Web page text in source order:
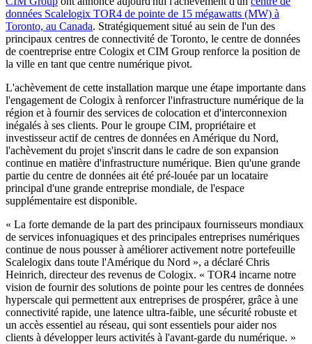
données Scalelogix TOR4 de pointe de 15 mégawatts (MW) à
Toronto, au Canada. Stratégiquement situé au sein de l'un des
principaux centres de connectivité de Toronto, le centre de données
de coentreprise entre Cologix et CIM Group renforce la position de
la ville en tant que centre numérique pivot.
L'achèvement de cette installation marque une étape importante dans
l'engagement de Cologix à renforcer l'infrastructure numérique de la
région et à fournir des services de colocation et d'interconnexion
inégalés à ses clients. Pour le groupe CIM, propriétaire et
investisseur actif de centres de données en Amérique du Nord,
l'achèvement du projet s'inscrit dans le cadre de son expansion
continue en matière d'infrastructure numérique. Bien qu'une grande
partie du centre de données ait été pré-louée par un locataire
principal d'une grande entreprise mondiale, de l'espace
supplémentaire est disponible.
« La forte demande de la part des principaux fournisseurs mondiaux
de services infonuagiques et des principales entreprises numériques
continue de nous pousser à améliorer activement notre portefeuille
Scalelogix dans toute l'Amérique du Nord », a déclaré Chris
Heinrich, directeur des revenus de Cologix. « TOR4 incarne notre
vision de fournir des solutions de pointe pour les centres de données
hyperscale qui permettent aux entreprises de prospérer, grâce à une
connectivité rapide, une latence ultra-faible, une sécurité robuste et
un accès essentiel au réseau, qui sont essentiels pour aider nos
clients à développer leurs activités à l'avant-garde du numérique. »